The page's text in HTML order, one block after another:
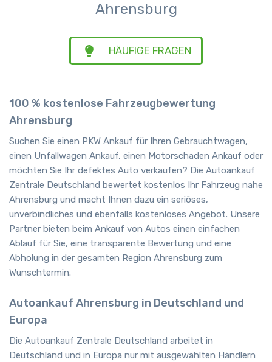
Ahrensburg
HÄUFIGE FRAGEN
100 % kostenlose Fahrzeugbewertung
Ahrensburg
Suchen Sie einen PKW Ankauf für Ihren Gebrauchtwagen,
einen Unfallwagen Ankauf, einen Motorschaden Ankauf oder
möchten Sie Ihr defektes Auto verkaufen? Die Autoankauf
Zentrale Deutschland bewertet kostenlos Ihr Fahrzeug nahe
Ahrensburg und macht Ihnen dazu ein seriöses,
unverbindliches und ebenfalls kostenloses Angebot. Unsere
Partner bieten beim Ankauf von Autos einen einfachen
Ablauf für Sie, eine transparente Bewertung und eine
Abholung in der gesamten Region Ahrensburg zum
Wunschtermin.
Autoankauf Ahrensburg in Deutschland und
Europa
Die Autoankauf Zentrale Deutschland arbeitet in
Deutschland und in Europa nur mit ausgewählten Händlern